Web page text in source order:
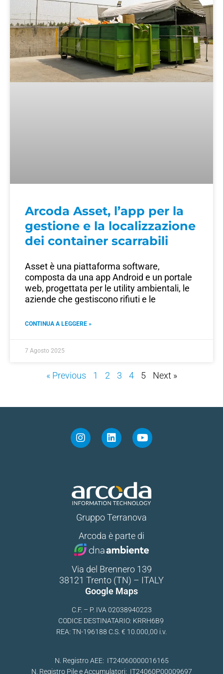
Arcoda Asset, l’app per la
gestione e la localizzazione
dei container scarrabili
Asset è una piattaforma software,
composta da una app Android e un portale
web, progettata per le utility ambientali, le
aziende che gestiscono rifiuti e le
CONTINUA A LEGGERE »
7 Agosto 2025
« Previous 1 2 3 4 5 Next »
Gruppo Terranova
Via del Brennero 139
38121 Trento (TN) – ITALY
Google Maps
Arcoda è parte di
C.F. – P. IVA 02038940223
CODICE DESTINATARIO: KRRH6B9
REA: TN-196188 C.S. € 10.000,00 i.v.
N. Registro AEE: IT24060000016165
N. Registro Pile e Accumulatori: IT24060P00009697